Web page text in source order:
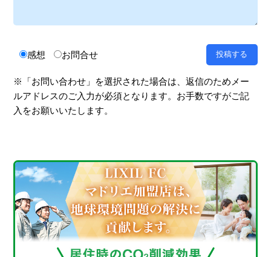
感想 お問合せ
※「お問い合わせ」を選択された場合は、返信のためメー
ルアドレスのご入力が必須となります。お手数ですがご記
入をお願いいたします。